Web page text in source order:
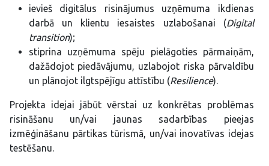
ievieš digitālus risinājumus uzņēmuma ikdienas
darbā un klientu iesaistes uzlabošanai (Digital
transition);
stiprina uzņēmuma spēju pielāgoties pārmaiņām,
dažādojot piedāvājumu, uzlabojot riska pārvaldību
un plānojot ilgtspējīgu attīstību (Resilience).
Projekta idejai jābūt vērstai uz konkrētas problēmas
risināšanu un/vai jaunas sadarbības pieejas
izmēģināšanu pārtikas tūrismā, un/vai inovatīvas idejas
testēšanu.